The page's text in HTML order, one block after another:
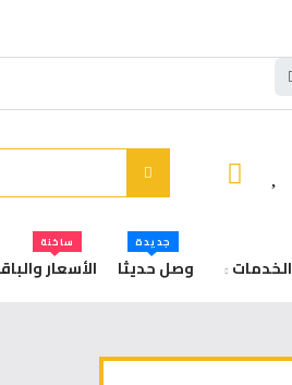
الخدمات وصل حديثا
جديدة
الأسعار
ساخنة